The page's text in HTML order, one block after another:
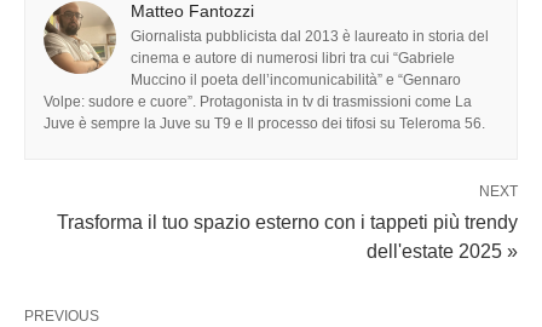
Matteo Fantozzi
Giornalista pubblicista dal 2013 è laureato in storia del
cinema e autore di numerosi libri tra cui “Gabriele
Muccino il poeta dell’incomunicabilità” e “Gennaro
Volpe: sudore e cuore”. Protagonista in tv di trasmissioni come La
Juve è sempre la Juve su T9 e Il processo dei tifosi su Teleroma 56.
NEXT
Trasforma il tuo spazio esterno con i tappeti più trendy
dell'estate 2025 »
PREVIOUS